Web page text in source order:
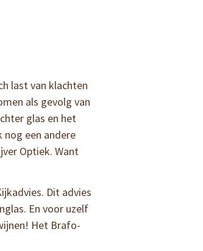
last van klachten
als gevolg van
glas en het
nog een andere
Optiek. Want
Dit advies
En voor uzelf
Het Brafo-